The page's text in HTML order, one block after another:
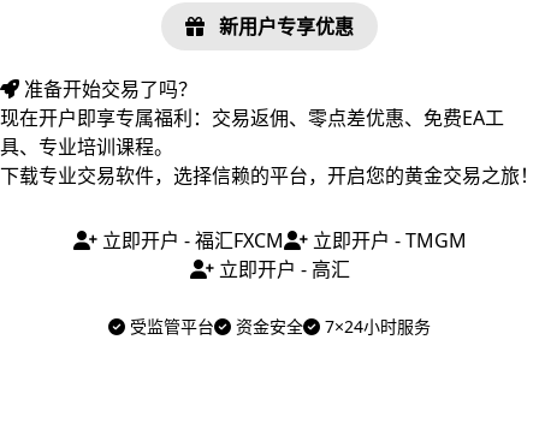
新用户专享优惠
准备开始交易了吗？
现在开户即享专属福利：交易返佣、零点差优惠、免费EA工
具、专业培训课程。
下载专业交易软件，选择信赖的平台，开启您的黄金交易之旅！
立即开户 - 福汇FXCM
立即开户 - TMGM
立即开户 - 高汇
受监管平台 资金安全 7×24小时服务